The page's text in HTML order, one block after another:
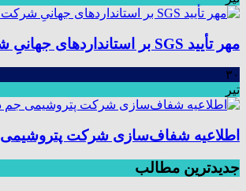
مهر تأیید SGS بر استانداردهای جهانیِ شرکت عملیات اکتشاف نفت؛ موفقیت در ممیزی سیستم مدیریت یکپارچه
۳۰
تیر
اطلاعیه شفاف‌سازی شرکت پتروشیمی
جدیدترین مطالب